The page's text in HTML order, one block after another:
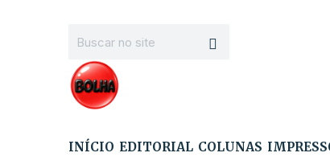
INÍCIO EDITORIAL COLUNAS